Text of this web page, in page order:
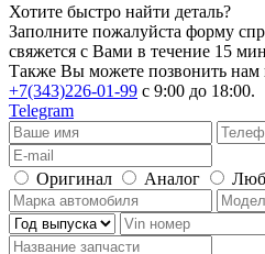
Хотите быстро найти деталь?
Заполните пожалуйста форму
свяжется с Вами в течение 15
Также Вы можете позвонить нам
+7(343)226-01-99 с 9:00 до 18:00.
Telegram
Оригинал Аналог